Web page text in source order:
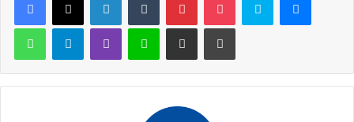
WhatsAppTelegramViber Ligne Partager par email Imprimer